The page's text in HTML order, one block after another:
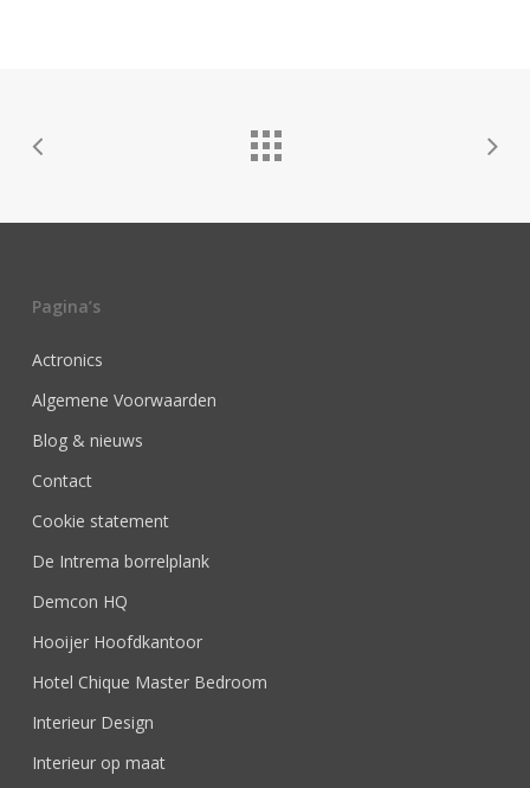
Pagina’s
Actronics
Algemene Voorwaarden
Blog & nieuws
Contact
Cookie statement
De Intrema borrelplank
Demcon HQ
Hooijer Hoofdkantoor
Hotel Chique Master Bedroom
Interieur Design
Interieur op maat